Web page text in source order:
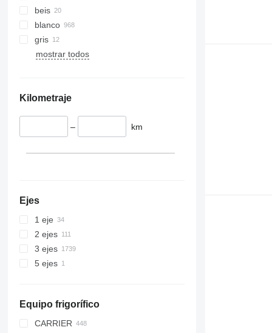
beis
blanco
gris
mostrar todos
Kilometraje
– km
Ejes
1 eje
2 ejes
3 ejes
5 ejes
Equipo frigorífico
CARRIER